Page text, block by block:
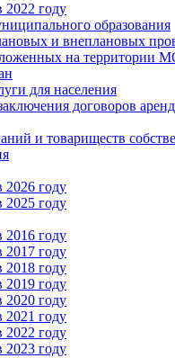
году
образования
и внеплановых
на территории
для населения
договоров
и товариществ
году
году
году
году
году
году
году
году
году
году